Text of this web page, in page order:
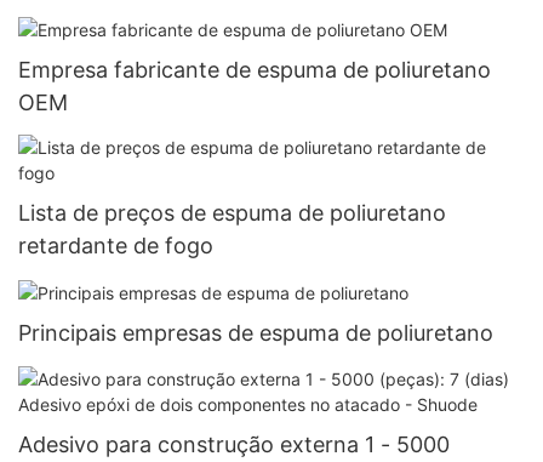
peçasFabricantes US72
Empresa fabricante de espuma de poliuretano
OEM
Lista de preços de espuma de poliuretano
retardante de fogo
Principais empresas de espuma de poliuretano
Adesivo para construção externa 1 - 5000